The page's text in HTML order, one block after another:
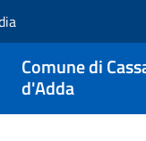
Comune di
d'Adda